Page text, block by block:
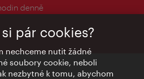
denně
pár cookies?
nechceme nutit žádné
soubory cookie, neboli
nezbytné k tomu, abychom